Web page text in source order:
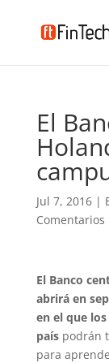
El
Jul 7, 2016|
Comentarios
El Banco
abrirá en
en el que
paíspodrán
para